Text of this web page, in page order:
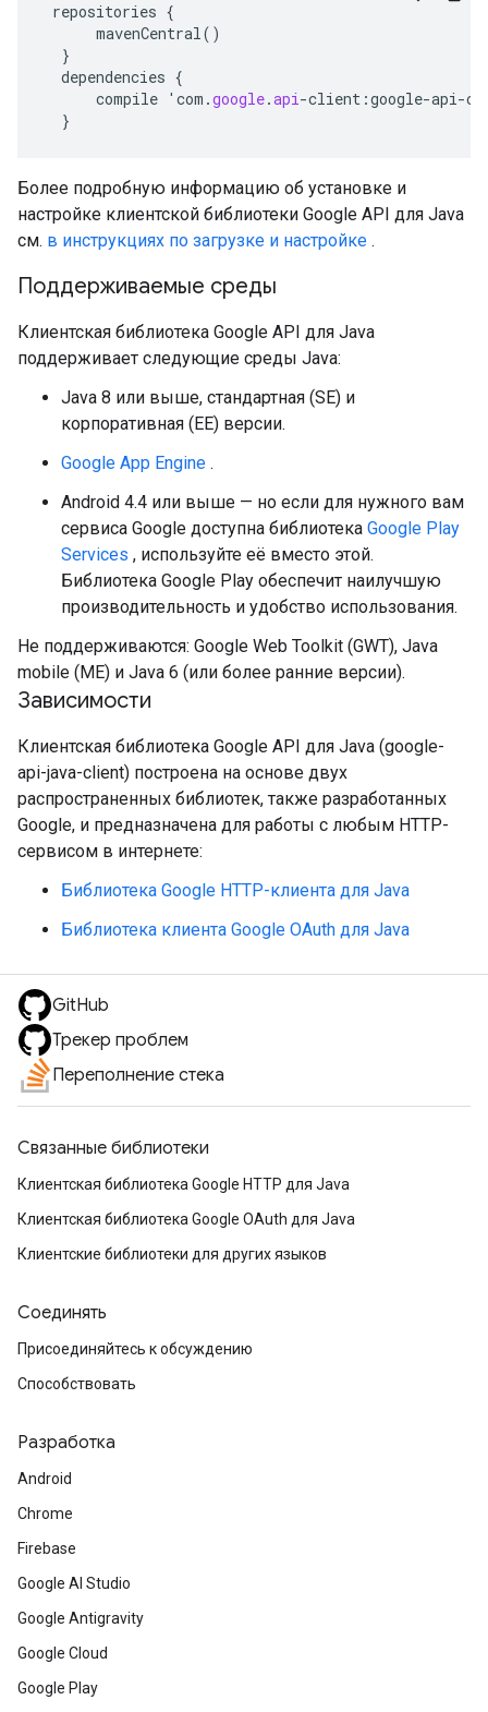
repositories {
mavenCentral()
}
dependencies {
compile ' com .google.api-client :google-api-
}
Более подробную информацию об установке и
настройке клиентской библиотеки Google API для Java
см. в инструкциях по загрузке и настройке .
Поддерживаемые среды
Клиентская библиотека Google API для Java
поддерживает следующие среды Java:
Java 8 или выше, стандартная (SE) и
корпоративная (EE) версии.
Google App Engine .
Android 4.4 или выше — но если для нужного вам
сервиса Google доступна библиотека Google Play
Services , используйте её вместо этой.
Библиотека Google Play обеспечит наилучшую
производительность и удобство использования.
Не поддерживаются: Google Web Toolkit (GWT), Java
mobile (ME) и Java 6 (или более ранние версии).
Зависимости
Клиентская библиотека Google API для Java (google-
api-java-client) построена на основе двух
распространенных библиотек, также разработанных
Google, и предназначена для работы с любым HTTP-
сервисом в интернете:
Библиотека Google HTTP-клиента для Java
Библиотека клиента Google OAuth для Java
GitHub
Трекер проблем
Переполнение стека
Связанные библиотеки
Клиентская библиотека Google HTTP для Java
Клиентская библиотека Google OAuth для Java
Клиентские библиотеки для других языков
Соединять
Присоединяйтесь к обсуждению
Способствовать
Разработка
Android
Chrome
Firebase
Google AI Studio
Google Antigravity
Google Cloud
Google Play